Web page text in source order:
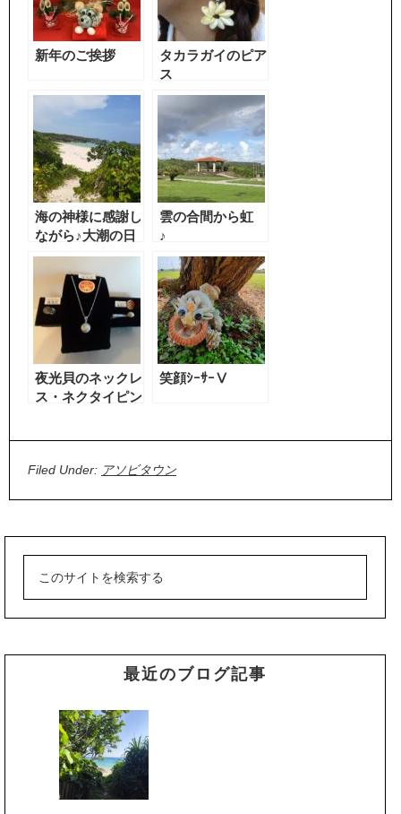
新年のご挨拶
タカラガイのピア
ス
海の神様に感謝し
ながら♪大潮の日
みつけました。
雲の合間から虹
♪
夜光貝のネックレ
ス・ネクタイピン
笑顔ｼｰｻｰⅤ
Filed Under: アソビタウン
最近のブログ記事